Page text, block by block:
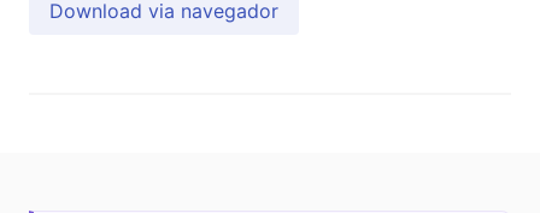
Download via navegador